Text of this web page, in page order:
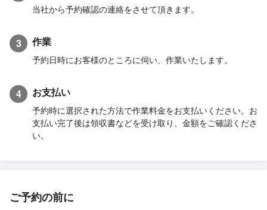
当社から予約確認の連絡をさせて頂きます。
3 作業
予約日時にお客様のところに伺い、作業いたします。
4 お支払い
予約時に選択された方法で作業料金をお支払いください。お
支払い完了後は領収書などを受け取り、金額をご確認くださ
い。
ご予約の前に